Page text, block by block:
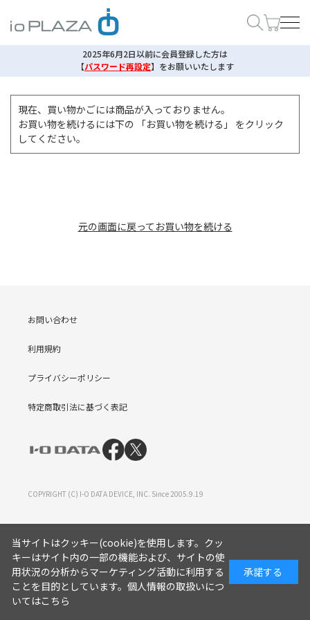
2025年6月2日以前に会員登録した方は
【パスワード再設定】 をお願いいたします
現在、買い物かごには商品が入っておりません。
お買い物を続けるには下の 「お買い物を続ける」 をクリック
してください。
元の画面に戻ってお買い物を続ける
お問い合わせ
利用規約
プライバシーポリシー
特定商取引法に基づく表記
COPYRIGHT (C) I-O DATA DEVICE, INC. Since 2005.9.19
当サイトはクッキー(cookie)を使用します。クッ
キーはサイト内の一部の機能および、サイトの使
用状況の分析からマーケティング活動に利用する
ことを目的としています。 個人情報の取扱いにつ
いてはこちら
承諾する